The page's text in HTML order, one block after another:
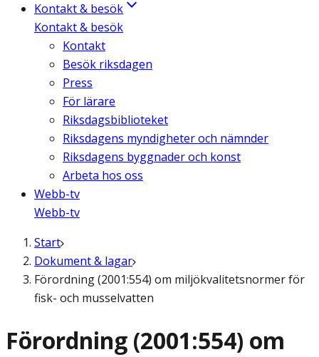
Kontakt & besök
Kontakt & besök
Kontakt
Besök riksdagen
Press
För lärare
Riksdagsbiblioteket
Riksdagens myndigheter och nämnder
Riksdagens byggnader och konst
Arbeta hos oss
Webb-tv
Webb-tv
Start
Dokument & lagar
Förordning (2001:554) om miljökvalitetsnormer för
fisk- och musselvatten
Förordning (2001:554) om